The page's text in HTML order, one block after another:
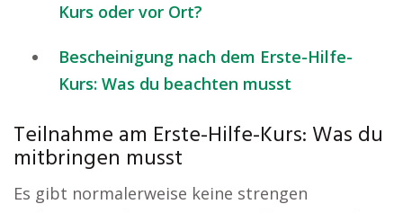
Kurs oder vor Ort?
Bescheinigung nach dem Erste-Hilfe-
Kurs: Was du beachten musst
Teilnahme am Erste-Hilfe-Kurs: Was du
mitbringen musst
Es gibt normalerweise keine strengen